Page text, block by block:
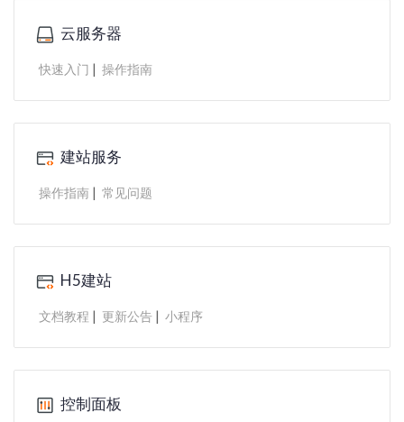
云服务器
快速入门 | 操作指南
建站服务
操作指南 | 常见问题
H5建站
文档教程 | 更新公告 | 小程序
控制面板